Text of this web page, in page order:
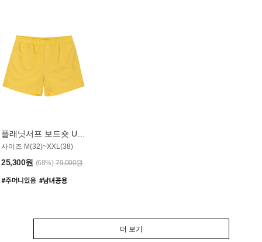
플래닛서프 보드숏 UMB008YPS
사이즈 M(32)~XXL(38)
25,300원 (68%) 79,000원
더 보기